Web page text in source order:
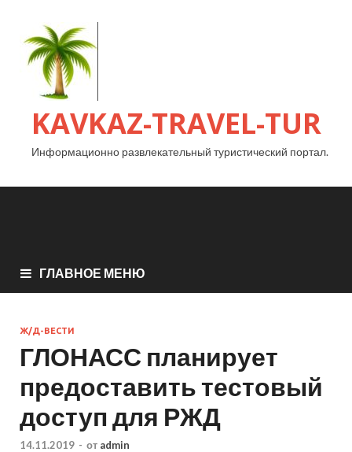
KAVKAZ-TRAVEL-TUR
Информационно развлекательный туристический портал.
ГЛАВНОЕ МЕНЮ
Ж/Д-ВЕСТИ
ГЛОНАСС планирует
предоставить тестовый
доступ для РЖД
14.11.2019 - от admin